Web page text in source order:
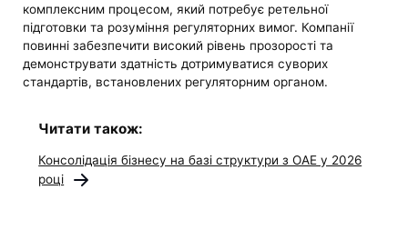
комплексним процесом, який потребує ретельної
підготовки та розуміння регуляторних вимог. Компанії
повинні забезпечити високий рівень прозорості та
демонструвати здатність дотримуватися суворих
стандартів, встановлених регуляторним органом.
Читати також:
Консолідація бізнесу на базі структури з ОАЕ у 2026
році